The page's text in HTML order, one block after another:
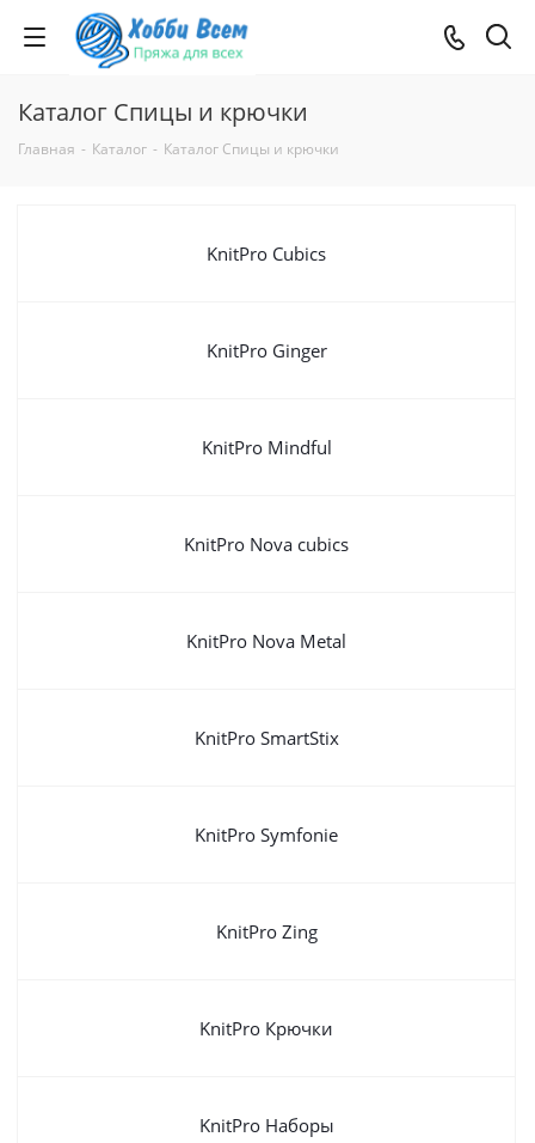
Каталог Спицы и крючки
Главная - Каталог - Каталог Спицы и крючки
KnitPro Cubics
KnitPro Ginger
KnitPro Mindful
KnitPro Nova cubics
KnitPro Nova Metal
KnitPro SmartStix
KnitPro Symfonie
KnitPro Zing
KnitPro Крючки
KnitPro Наборы